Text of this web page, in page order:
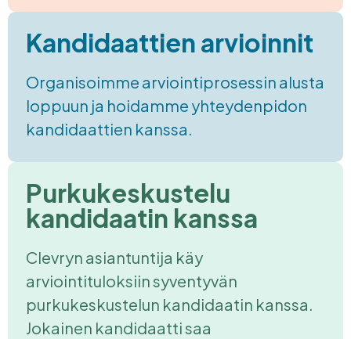
Kandidaattien arvioinnit
Organisoimme arviointiprosessin alusta
loppuun ja hoidamme yhteydenpidon
kandidaattien kanssa.
Purkukeskustelu
kandidaatin kanssa
Clevryn asiantuntija käy
arviointituloksiin syventyvän
purkukeskustelun kandidaatin kanssa.
Jokainen kandidaatti saa